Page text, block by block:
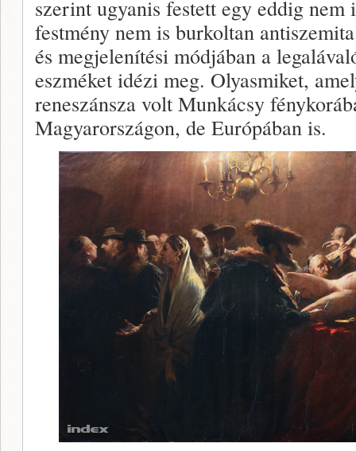
szerint ugyanis festett egy eddig
festmény nem is burkoltan
és megjelenítési módjában a
eszméket idézi meg. Olyasmiket,
reneszánsza volt Munkácsy
Magyarországon, de Európában is.